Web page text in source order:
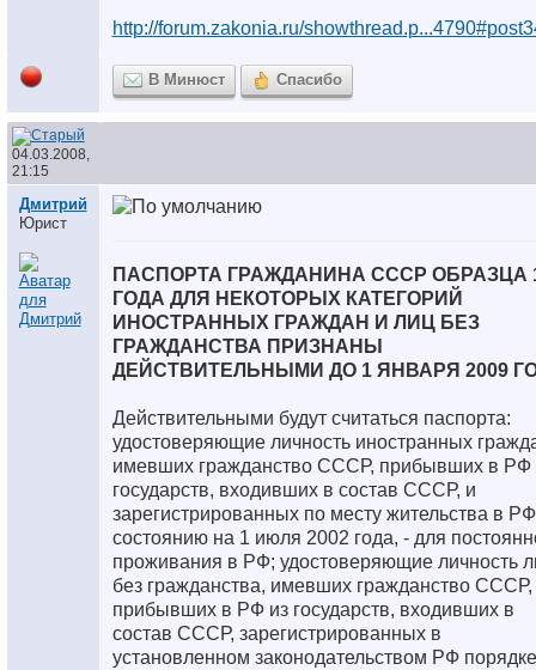
http://forum.zakonia.ru/
В Минюст Спасибо
04.03.2008,
21:15
Дмитрий
Юрист
ПАСПОРТА ГРАЖДАНИНА СССР ОБРАЗЦА
ГОДА ДЛЯ НЕКОТОРЫХ КАТЕГОРИЙ
ИНОСТРАННЫХ ГРАЖДАН И ЛИЦ БЕЗ
ГРАЖДАНСТВА ПРИЗНАНЫ
ДЕЙСТВИТЕЛЬНЫМИ ДО 1 ЯНВАРЯ 2009
Действительными будут считаться паспорта:
удостоверяющие личность иностранных
имевших гражданство СССР, прибывших в РФ
государств, входивших в состав СССР, и
зарегистрированных по месту жительства в
состоянию на 1 июля 2002 года, - для
проживания в РФ; удостоверяющие личность
без гражданства, имевших гражданство СССР,
прибывших в РФ из государств, входивших в
состав СССР, зарегистрированных в
установленном законодательством РФ